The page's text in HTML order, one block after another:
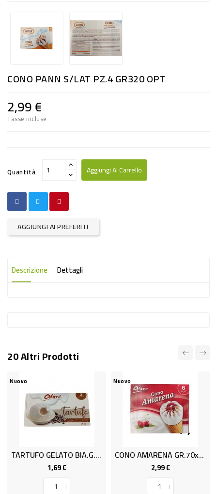
INFANZIA
PASTA,
E
FARINA
DIETETICO
ALIMENTI
CURA
CASA
-
STOVIGLIE
DEODORANTI
DETERSIVI
TESSUTI
DETERGENTI
ACCESSORI
CONO PANN S/LAT PZ.4 GR320 OPT
2,99 €
Tasse incluse
Quantità Aggiungi Al Carrello
AGGIUNGI AI PREFERITI
Descrizione Dettagli
20 Altri Prodotti
Nuovo
TARTUFO GELATO BIA.G.90x2 OPT.
1,69 €Prezzo
-
+
Nuovo
CONO AMARENA GR.70x6 OPTIMO
2,99 €Prezzo
-
+